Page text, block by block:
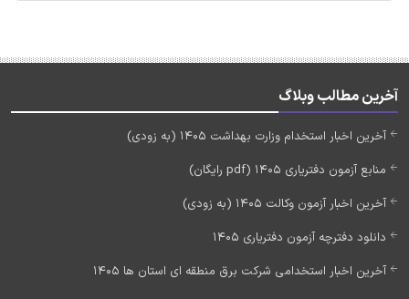
آخرین مطالب وبلاگ
آخرین اخبار استخدام وزارت بهداشت 1405 (به زودی)
منابع آزمون دفتریاری 1405 (pdf رایگان)
آخرین اخبار آزمون وکالت 1405 (به زودی)
دانلود دفترچه آزمون دفتریاری 1405
آخرین اخبار استخدامی شرکت برق منطقه ای استان ها 1405